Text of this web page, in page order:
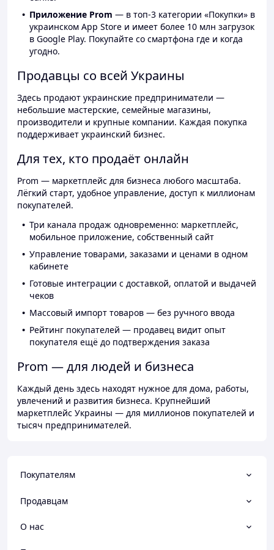
Приложение Prom — в топ-3 категории «Покупки» в
украинском App Store и имеет более 10 млн загрузок
в Google Play. Покупайте со смартфона где и когда
угодно.
Продавцы со всей Украины
Здесь продают украинские предприниматели —
небольшие мастерские, семейные магазины,
производители и крупные компании. Каждая покупка
поддерживает украинский бизнес.
Для тех, кто продаёт онлайн
Prom — маркетплейс для бизнеса любого масштаба.
Лёгкий старт, удобное управление, доступ к миллионам
покупателей.
Три канала продаж одновременно: маркетплейс,
мобильное приложение, собственный сайт
Управление товарами, заказами и ценами в одном
кабинете
Готовые интеграции с доставкой, оплатой и выдачей
чеков
Массовый импорт товаров — без ручного ввода
Рейтинг покупателей — продавец видит опыт
покупателя ещё до подтверждения заказа
Prom — для людей и бизнеса
Каждый день здесь находят нужное для дома, работы,
увлечений и развития бизнеса. Крупнейший
маркетплейс Украины — для миллионов покупателей и
тысяч предпринимателей.
Покупателям
Продавцам
О нас